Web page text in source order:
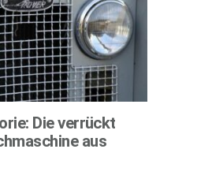
Die verrückt
aus